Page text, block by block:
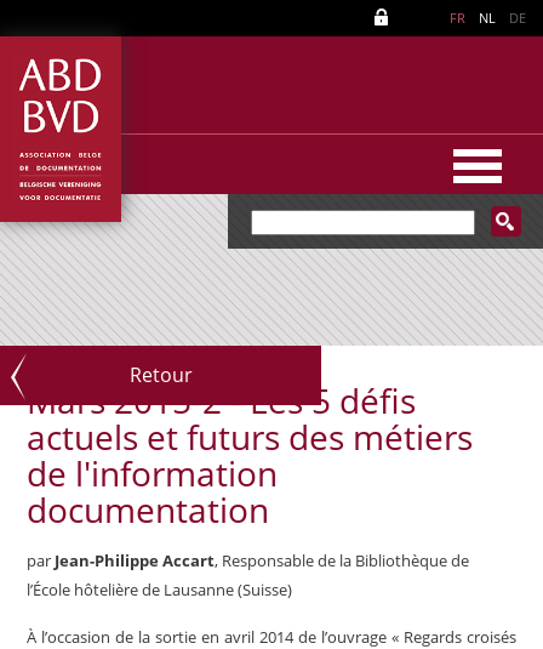
FR NL DE
Retour
Mars 2015-2 - Les 5 défis
actuels et futurs des métiers
de l'information
documentation
par Jean-Philippe Accart, Responsable de la Bibliothèque de
l’École hôtelière de Lausanne (Suisse)
À l’occasion de la sortie en avril 2014 de l’ouvrage « Regards croisés